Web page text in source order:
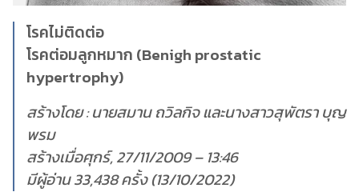
โรคไม่ติดต่อ
โรคต่อมลูกหมาก (Benigh prostatic
hypertrophy)
สร้างโดย : นายสมาน ถวิลกิจ และนางสาวสุพัตรา บุญ
พรม
สร้างเมื่อศุกร์, 27/11/2009 – 13:46
มีผู้อ่าน 33,438 ครั้ง (13/10/2022)